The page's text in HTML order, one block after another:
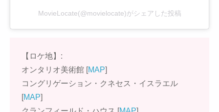
MovieLocate(@movielocate)がシェアした投稿
【ロケ地】:
オンタリオ美術館 [MAP]
コングリゲーション・クネセス・イスラエル
[MAP]